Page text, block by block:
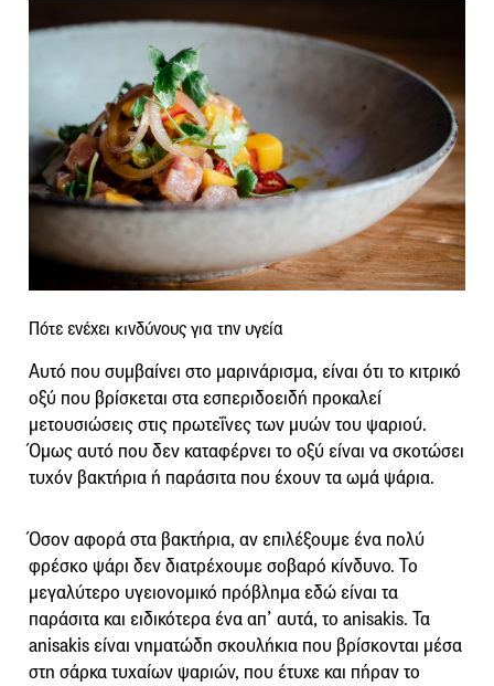
Πότε ενέχει κινδύνους για την υγεία
Αυτό που συμβαίνει στο μαρινάρισμα, είναι ότι το κιτρικό
οξύ που βρίσκεται στα εσπεριδοειδή προκαλεί
μετουσιώσεις στις πρωτεΐνες των μυών του ψαριού.
Όμως αυτό που δεν καταφέρνει το οξύ είναι να σκοτώσει
τυχόν βακτήρια ή παράσιτα που έχουν τα ωμά ψάρια.
Όσον αφορά στα βακτήρια, αν επιλέξουμε ένα πολύ
φρέσκο ψάρι δεν διατρέχουμε σοβαρό κίνδυνο. Το
μεγαλύτερο υγειονομικό πρόβλημα εδώ είναι τα
παράσιτα και ειδικότερα ένα απ’ αυτά, το anisakis. Τα
anisakis είναι νηματώδη σκουλήκια που βρίσκονται μέσα
στη σάρκα τυχαίων ψαριών, που έτυχε και πήραν το